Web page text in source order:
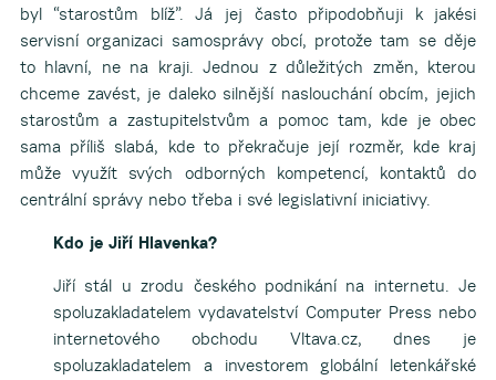
byl “starostům blíž”. Já jej často připodobňuji k jakési
servisní organizaci samosprávy obcí, protože tam se děje
to hlavní, ne na kraji. Jednou z důležitých změn, kterou
chceme zavést, je daleko silnější naslouchání obcím, jejich
starostům a zastupitelstvům a pomoc tam, kde je obec
sama příliš slabá, kde to překračuje její rozměr, kde kraj
může využít svých odborných kompetencí, kontaktů do
centrální správy nebo třeba i své legislativní iniciativy.
Kdo je Jiří Hlavenka?
Jiří stál u zrodu českého podnikání na internetu. Je
spoluzakladatelem vydavatelství Computer Press nebo
internetového obchodu Vltava.cz, dnes je
spoluzakladatelem a investorem globální letenkářské